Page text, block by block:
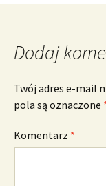
Dodaj
Twój adres e-mail
pola są oznaczone
Komentarz *